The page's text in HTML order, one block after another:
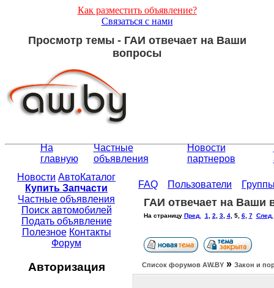
Как разместить объявление?
Связаться с нами
Просмотр темы - ГАИ отвечает на Ваши
вопросы
На
главную
Частные
объявления
Новости
партнеров
Новости АвтоКаталог
Купить Запчасти
Частные объявления
Поиск автомобилей
Подать объявление
Полезное Контакты
Форум
Авторизация
FAQ Пользователи
ГАИ отвечает на Ваши
На страницу Пред. 1 2 3, 4, 5, 6, 7 След.
Список форумов АW.BY » Закон и